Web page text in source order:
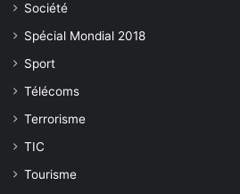
Société
Spécial Mondial 2018
Sport
Télécoms
Terrorisme
TIC
Tourisme